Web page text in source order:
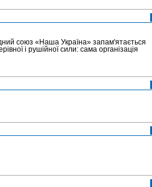
союз «Наша Україна» запам'ятається
і рушійної сили: сама організація